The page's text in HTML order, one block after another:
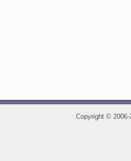
Copyright ©